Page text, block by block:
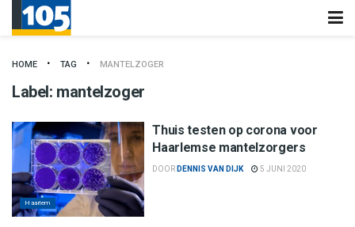
HOME TAG MANTELZOGER
Label: mantelzoger
Haarlem
Thuis testen op corona voor
Haarlemse mantelzorgers
DOOR DENNIS VAN DIJK 5 JUNI 2020